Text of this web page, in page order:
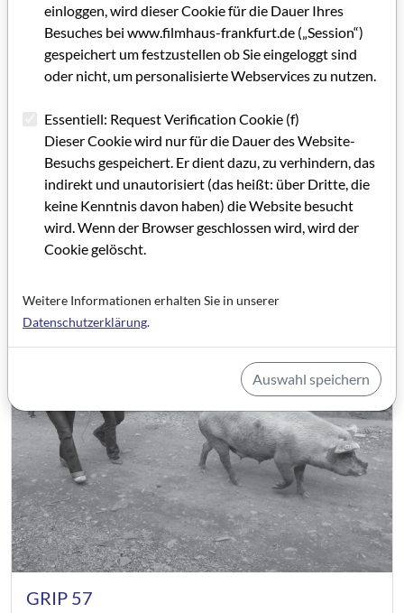
GRIP 57
einloggen, wird dieser Cookie für die Dauer Ihres
Besuches bei www.filmhaus-frankfurt.de („Session“)
gespeichert um festzustellen ob Sie eingeloggt sind
oder nicht, um personalisierte Webservices zu nutzen.
Essentiell: Request Verification Cookie (f)
Dieser Cookie wird nur für die Dauer des Website-
Besuchs gespeichert. Er dient dazu, zu verhindern, das
indirekt und unautorisiert (das heißt: über Dritte, die
keine Kenntnis davon haben) die Website besucht
wird. Wenn der Browser geschlossen wird, wird der
Cookie gelöscht.
Weitere Informationen erhalten Sie in unserer
Datenschutzerklärung.
Auswahl speichern